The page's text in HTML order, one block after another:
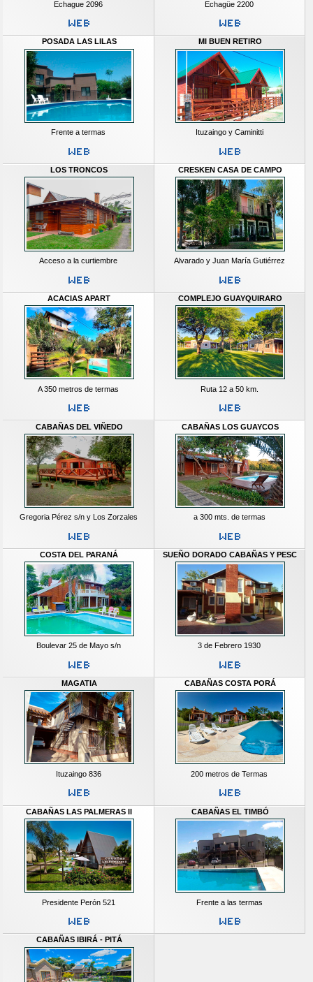
Echague 2096 Echagüe 2200
POSADA LAS LILAS
Frente a termas
MI BUEN RETIRO
Ituzaingo y Caminitti
LOS TRONCOS
Acceso a la curtiembre
CRESKEN CASA DE CAMPO
Alvarado y Juan María Gutiérrez
ACACIAS APART
A 350 metros de termas
COMPLEJO GUAYQUIRARO
Ruta 12 a 50 km.
CABAÑAS DEL VIÑEDO
Gregoria Pérez s/n y Los Zorzales
CABAÑAS LOS GUAYCOS
a 300 mts. de termas
COSTA DEL PARANÁ
Boulevar 25 de Mayo s/n
SUEÑO DORADO CABAÑAS Y PESC
3 de Febrero 1930
MAGATIA
Ituzaingo 836
CABAÑAS COSTA PORÁ
200 metros de Termas
CABAÑAS LAS PALMERAS II
Presidente Perón 521
CABAÑAS EL TIMBÓ
Frente a las termas
CABAÑAS IBIRÁ - PITÁ